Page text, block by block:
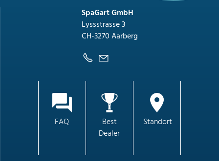
SpaGart GmbH
Lyssstrasse 3
CH-3270 Aarberg
FAQ
Best
Dealer
Standort